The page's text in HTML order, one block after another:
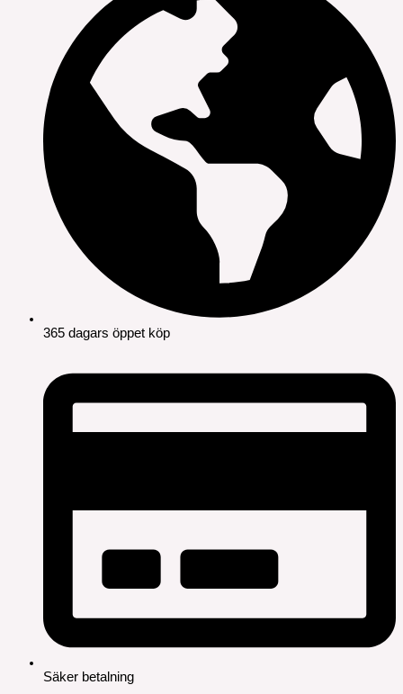
365 dagars öppet köp
Säker betalning